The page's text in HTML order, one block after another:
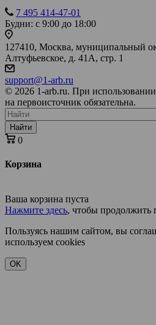
7 495 414-47-01
Будни: с 9:00 до 18:00
127410, Москва, муниципальный
Алтуфьевское, д. 41А, стр. 1
support@1-arb.ru
© 2026 1-arb.ru. При
на первоисточник обязательна.
Найти
0
Корзина
Ваша корзина пуста
Нажмите здесь, чтобы продолжить
Пользуясь нашим сайтом, вы
используем cookies
OK